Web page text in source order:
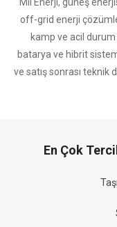
Mil Enerji, güneş
off-grid enerji
kamp ve acil
batarya ve hibrit
ve satış sonrası teknik
En Çok